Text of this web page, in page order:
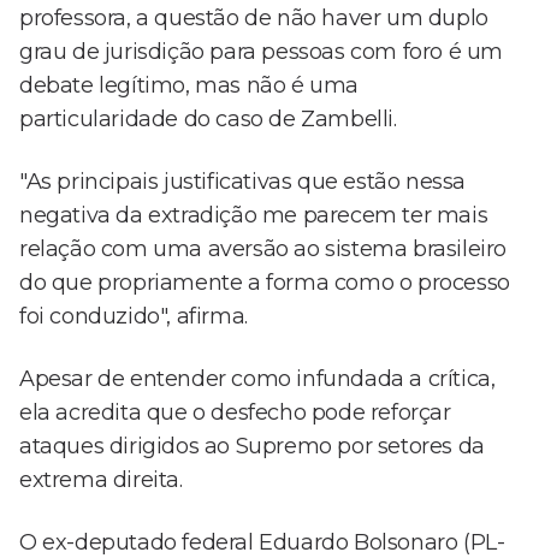
professora, a questão de não haver um duplo
grau de jurisdição para pessoas com foro é um
debate legítimo, mas não é uma
particularidade do caso de Zambelli.
"As principais justificativas que estão nessa
negativa da extradição me parecem ter mais
relação com uma aversão ao sistema brasileiro
do que propriamente a forma como o processo
foi conduzido", afirma.
Apesar de entender como infundada a crítica,
ela acredita que o desfecho pode reforçar
ataques dirigidos ao Supremo por setores da
extrema direita.
O ex-deputado federal Eduardo Bolsonaro (PL-